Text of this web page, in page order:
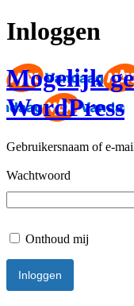
Inloggen
Mogelijk
WordPress
Gebruikersnaam of e-
Wachtwoord
Onthoud mij